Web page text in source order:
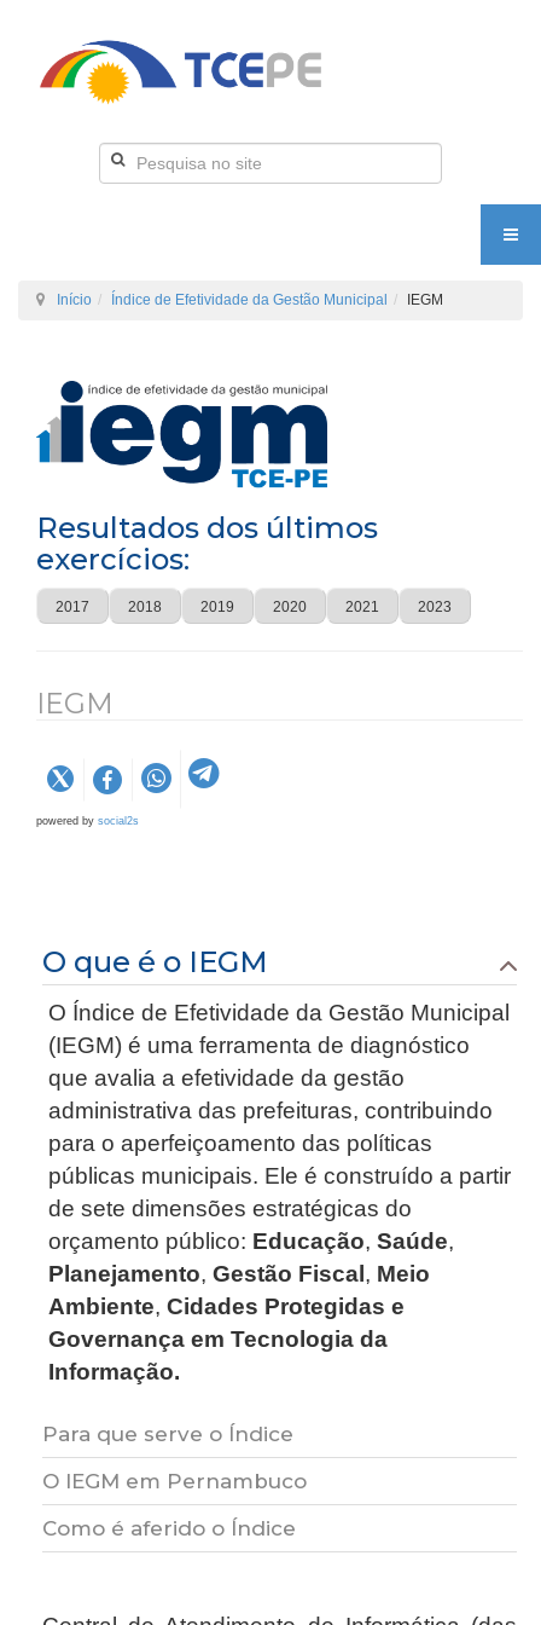
Início Índice de Efetividade da Gestão Municipal IEGM
Resultados dos últimos
exercícios:
2017 2018 2019 2020 2021 2023
IEGM
powered by social2s
O que é o IEGM
O Índice de Efetividade da Gestão Municipal
(IEGM) é uma ferramenta de diagnóstico
que avalia a efetividade da gestão
administrativa das prefeituras, contribuindo
para o aperfeiçoamento das políticas
públicas municipais. Ele é construído a partir
de sete dimensões estratégicas do
orçamento público: Educação, Saúde,
Planejamento, Gestão Fiscal , Meio
Ambiente, Cidades Protegidas e
Governança em Tecnologia da
Informação.
Para que serve o Índice
Os resultados obtidos permitem a
divulgação do nível de gestão municipal ao
disponibilizar informações sobre a estrutura,
existentes. Além disso, os demonstrativos
O IEGM em Pernambuco
O TCE aderiu ao Acordo de Cooperação
Como é aferido o Índice
constituído a partir das respostas aos